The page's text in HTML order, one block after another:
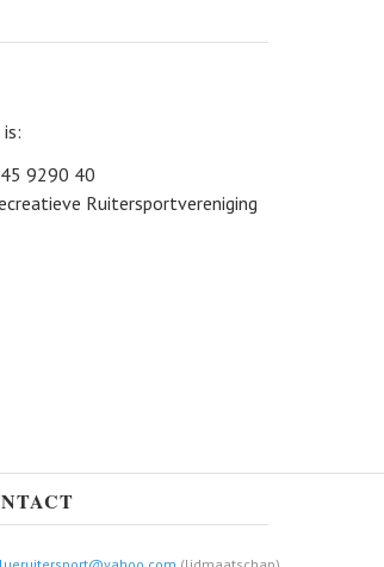
9290 40
Ruitersportvereniging